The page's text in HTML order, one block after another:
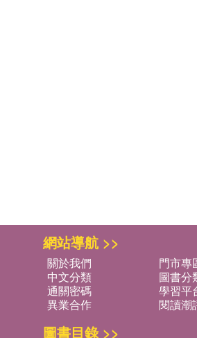
網站導航 >>
關於我們 門市專
中文分類
圖書分
通關密碼
學習平
異業合作
閱讀潮
圖書目錄 >>